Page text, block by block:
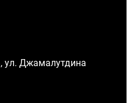
ул. Джамалутдина